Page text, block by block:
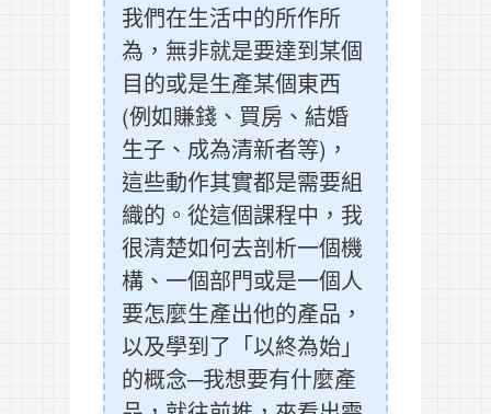
我們在生活中的所作所
為，無非就是要達到某個
目的或是生產某個東西
(例如賺錢、買房、結婚
生子、成為清新者等)，
這些動作其實都是需要組
織的。從這個課程中，我
很清楚如何去剖析一個機
構、一個部門或是一個人
要怎麼生產出他的產品，
以及學到了「以終為始」
的概念─我想要有什麼產